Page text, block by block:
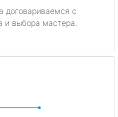
договариваемся с
и выбора мастера.